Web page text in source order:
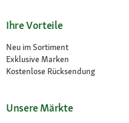
Ihre Vorteile
Neu im Sortiment
Exklusive Marken
Kostenlose Rücksendung
Unsere Märkte